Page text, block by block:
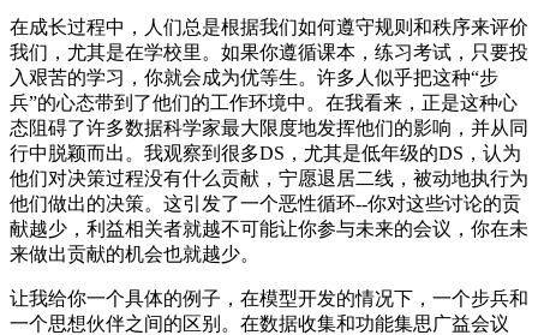
在成长过程中，人们总是根据我们如何遵守规则和秩序来评价
我们，尤其是在学校里。如果你遵循课本，练习考试，只要投
入艰苦的学习，你就会成为优等生。许多人似乎把这种“步
兵”的心态带到了他们的工作环境中。在我看来，正是这种心
态阻碍了许多数据科学家最大限度地发挥他们的影响，并从同
行中脱颖而出。我观察到很多DS，尤其是低年级的DS，认为
他们对决策过程没有什么贡献，宁愿退居二线，被动地执行为
他们做出的决策。这引发了一个恶性循环--你对这些讨论的贡
献越少，利益相关者就越不可能让你参与未来的会议，你在未
来做出贡献的机会也就越少。
让我给你一个具体的例子，在模型开发的情况下，一个步兵和
一个思想伙伴之间的区别。在数据收集和功能集思广益会议